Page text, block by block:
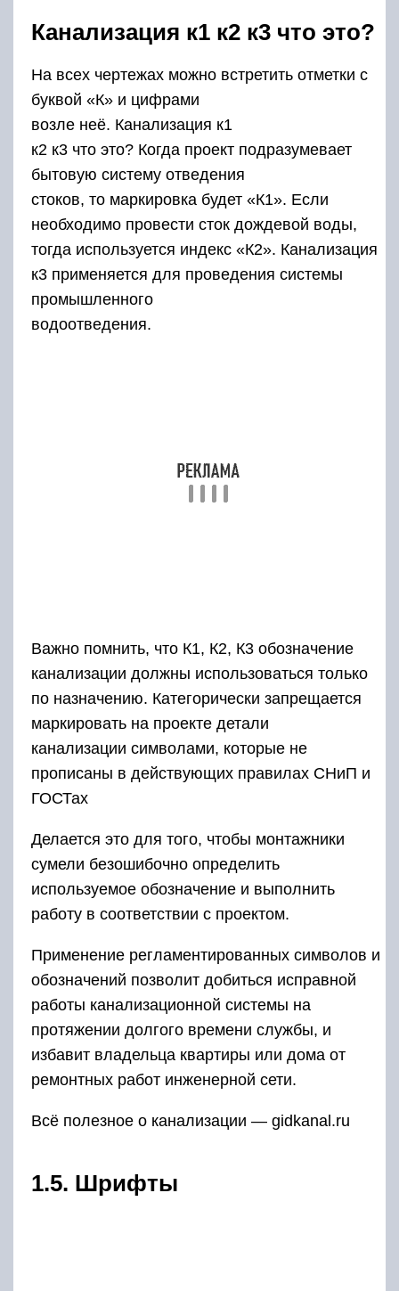
Канализация к1 к2 к3 что это?
На всех чертежах можно встретить отметки с
буквой «К» и цифрами
возле неё. Канализация к1
к2 к3 что это? Когда проект подразумевает
бытовую систему отведения
стоков, то маркировка будет «К1». Если
необходимо провести сток дождевой воды,
тогда используется индекс «К2». Канализация
к3 применяется для проведения системы
промышленного
водоотведения.
Важно помнить, что К1, К2, К3 обозначение
канализации должны использоваться только
по назначению. Категорически запрещается
маркировать на проекте детали
канализации символами, которые не
прописаны в действующих правилах СНиП и
ГОСТах
Делается это для того, чтобы монтажники
сумели безошибочно определить
используемое обозначение и выполнить
работу в соответствии с проектом.
Применение регламентированных символов и
обозначений позволит добиться исправной
работы канализационной системы на
протяжении долгого времени службы, и
избавит владельца квартиры или дома от
ремонтных работ инженерной сети.
Всё полезное о канализации — gidkanal.ru
1.5. Шрифты